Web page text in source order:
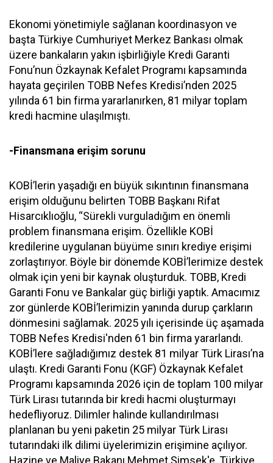
Ekonomi yönetimiyle sağlanan koordinasyon ve
başta Türkiye Cumhuriyet Merkez Bankası olmak
üzere bankaların yakın işbirliğiyle Kredi Garanti
Fonu’nun Özkaynak Kefalet Programı kapsamında
hayata geçirilen TOBB Nefes Kredisi’nden 2025
yılında 61 bin firma yararlanırken, 81 milyar toplam
kredi hacmine ulaşılmıştı.
-Finansmana erişim sorunu
KOBİ’lerin yaşadığı en büyük sıkıntının finansmana
erişim olduğunu belirten TOBB Başkanı Rifat
Hisarcıklıoğlu, “Sürekli vurguladığım en önemli
problem finansmana erişim. Özellikle KOBİ
kredilerine uygulanan büyüme sınırı krediye erişimi
zorlaştırıyor. Böyle bir dönemde KOBİ’lerimize destek
olmak için yeni bir kaynak oluşturduk. TOBB, Kredi
Garanti Fonu ve Bankalar güç birliği yaptık. Amacımız
zor günlerde KOBİ’lerimizin yanında durup çarkların
dönmesini sağlamak. 2025 yılı içerisinde üç aşamada
TOBB Nefes Kredisi'nden 61 bin firma yararlandı.
KOBİ’lere sağladığımız destek 81 milyar Türk Lirası’na
ulaştı. Kredi Garanti Fonu (KGF) Özkaynak Kefalet
Programı kapsamında 2026 için de toplam 100 milyar
Türk Lirası tutarında bir kredi hacmi oluşturmayı
hedefliyoruz. Dilimler halinde kullandırılması
planlanan bu yeni paketin 25 milyar Türk Lirası
tutarındaki ilk dilimi üyelerimizin erişimine açılıyor.
Hazine ve Maliye Bakanı Mehmet Şimsek'e, Türkiye